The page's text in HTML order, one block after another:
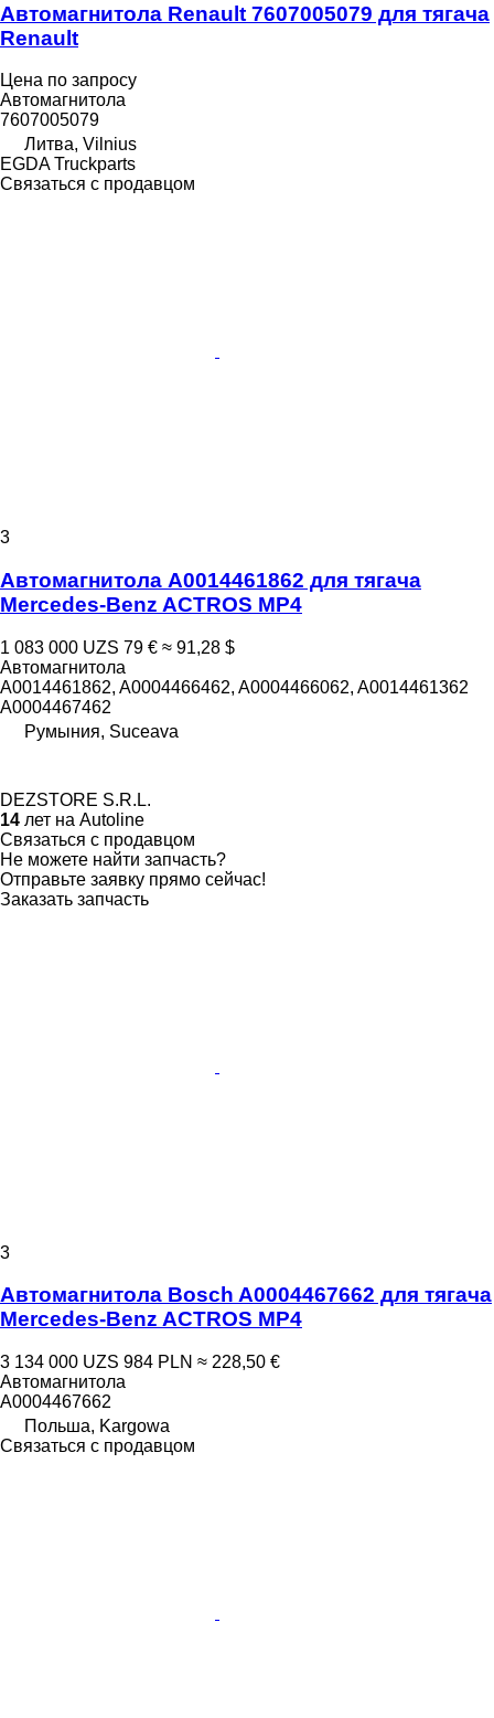
Автомагнитола Renault 7607005079 для тягача
Renault
Цена по запросу
Автомагнитола
7607005079
Литва, Vilnius
EGDA Truckparts
Связаться с продавцом
3
Автомагнитола A0014461862 для тягача
Mercedes-Benz ACTROS MP4
1 083 000 UZS 79 € ≈ 91,28 $
Автомагнитола
A0014461862, A0004466462, A0004466062, A0014461362
A0004467462
Румыния, Suceava
DEZSTORE S.R.L.
14 лет на Autoline
Связаться с продавцом
Не можете найти запчасть?
Отправьте заявку прямо сейчас!
Заказать запчасть
3
Автомагнитола Bosch A0004467662 для тягача
Mercedes-Benz ACTROS MP4
3 134 000 UZS 984 PLN ≈ 228,50 €
Автомагнитола
A0004467662
Польша, Kargowa
Связаться с продавцом